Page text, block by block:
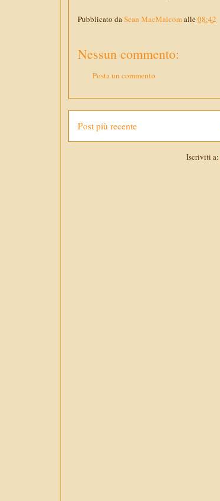
Pubblicato daSean MacMalcomalle 08:42
Nessun commento:
Posta un commento
Post più recente
Iscriviti a: